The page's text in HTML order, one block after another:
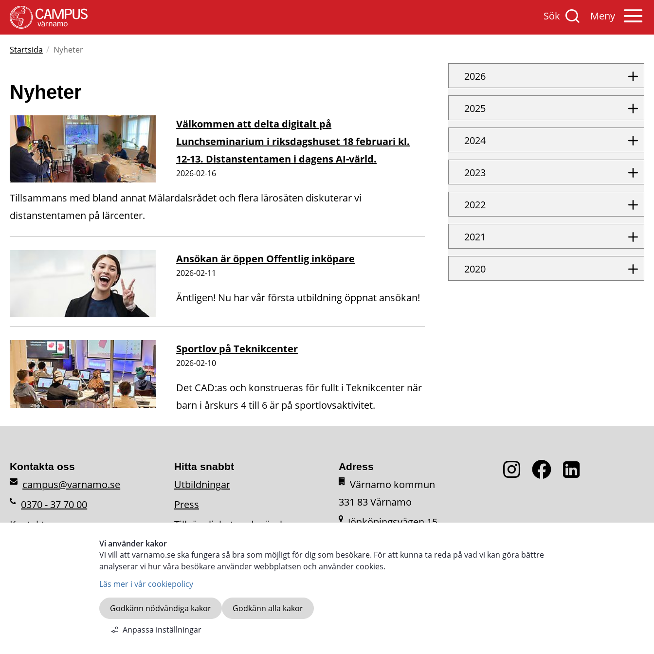
Vi använder kakor
Vi vill att varnamo.se ska fungera så bra som möjligt för dig som besökare. För att kunna ta reda på vad vi kan göra bättre
analyserar vi hur våra besökare använder webbplatsen och använder cookies.
Läs mer i vår cookiepolicy
Godkänn nödvändiga kakor
Godkänn alla kakor
Anpassa inställningar
på
Sök
mobilmenyn
Meny
Startsida / Nyheter
Nyheter
Välkommen att delta digitalt på
Lunchseminarium i riksdagshuset 18 februari kl.
12-13. Distanstentamen i dagens AI-värld.
2026-02-16
Tillsammans med bland annat Mälardalsrådet och flera lärosäten diskuterar vi
distanstentamen på lärcenter.
Ansökan är öppen Offentlig inköpare
2026-02-11
Äntligen! Nu har vår första utbildning öppnat ansökan!
Sportlov på Teknikcenter
2026-02-10
Det CAD:as och konstrueras för fullt i Teknikcenter när
barn i årskurs 4 till 6 är på sportlovsaktivitet.
2026
2025
2024
2023
2022
2021
2020
Kontakta oss
campus@varnamo.se
0370 - 37 70 00
Kontaktpersoner
Hitta snabbt
Utbildningar
Press
Tillgänglighetsredogörelse
Adress
Värnamo kommun
331 83 Värnamo
Jönköpingsvägen 15
KOMMUN.VARNAMO.SE